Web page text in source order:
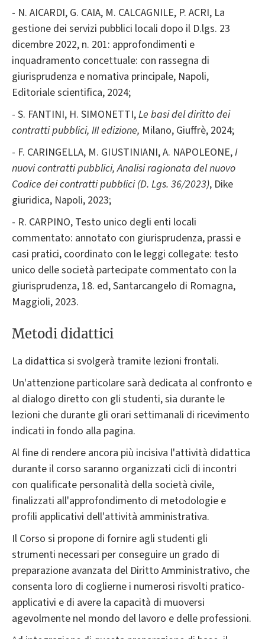
- N. AICARDI, G. CAIA, M. CALCAGNILE, P. ACRI, La
gestione dei servizi pubblici locali dopo il D.lgs. 23
dicembre 2022, n. 201: approfondimenti e
inquadramento concettuale: con rassegna di
giurisprudenza e nomativa principale, Napoli,
Editoriale scientifica, 2024;
- S. FANTINI, H. SIMONETTI,Le basi del diritto dei
contratti pubblici, III edizione, Milano, Giuffrè, 2024;
- F. CARINGELLA, M. GIUSTINIANI, A. NAPOLEONE,I
nuovi contratti pubblici, Analisi ragionata del nuovo
Codice dei contratti pubblici (D. Lgs. 36/2023), Dike
giuridica, Napoli, 2023;
- R. CARPINO, Testo unico degli enti locali
commentato: annotato con giurisprudenza, prassi e
casi pratici, coordinato con le leggi collegate: testo
unico delle società partecipate commentato con la
giurisprudenza, 18. ed, Santarcangelo di Romagna,
Maggioli, 2023.
Metodi didattici
La didattica si svolgerà tramite lezioni frontali.
Un'attenzione particolare sarà dedicata al confronto e
al dialogo diretto con gli studenti, sia durante le
lezioni che durante gli orari settimanali di ricevimento
indicati in fondo alla pagina.
Al fine di rendere ancora più incisiva l'attività didattica
durante il corso saranno organizzati cicli di incontri
con qualificate personalità della società civile,
finalizzati all'approfondimento di metodologie e
profili applicativi dell'attività amministrativa.
Il Corso si propone di fornire agli studenti gli
strumenti necessari per conseguire un grado di
preparazione avanzata del Diritto Amministrativo, che
consenta loro di coglierne i numerosi risvolti pratico-
applicativi e di avere la capacità di muoversi
agevolmente nel mondo del lavoro e delle professioni.